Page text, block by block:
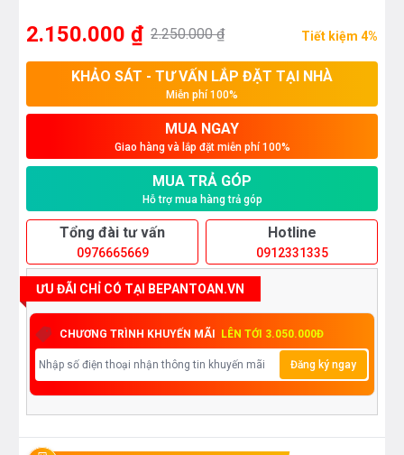
2.150.000 ₫ 2.250.000 ₫ Tiết kiệm 4%
KHẢO SÁT - TƯ VẤN LẮP ĐẶT TẠI NHÀ
Miễn phí 100%
MUA NGAY
Giao hàng và lắp đặt miễn phí 100%
MUA TRẢ GÓP
Hỗ trợ mua hàng trả góp
Tổng đài tư vấn
0976665669
Hotline
0912331335
ƯU ĐÃI CHỈ CÓ TẠI BEPANTOAN.VN
CHƯƠNG TRÌNH KHUYẾN MÃI LÊN TỚI 3.050.000Đ
Đăng ký ngay